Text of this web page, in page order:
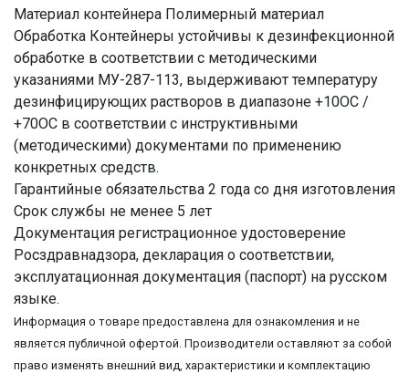
Материал контейнера Полимерный материал
Обработка Контейнеры устойчивы к дезинфекционной
обработке в соответствии с методическими
указаниями МУ-287-113, выдерживают температуру
дезинфицирующих растворов в диапазоне +10OС /
+70OС в соответствии с инструктивными
(методическими) документами по применению
конкретных средств.
Гарантийные обязательства 2 года со дня изготовления
Срок службы не менее 5 лет
Документация регистрационное удостоверение
Росздравнадзора, декларация о соответствии,
эксплуатационная документация (паспорт) на русском
языке.
Информация о товаре предоставлена для ознакомления и не
является публичной офертой. Производители оставляют за собой
право изменять внешний вид, характеристики и комплектацию